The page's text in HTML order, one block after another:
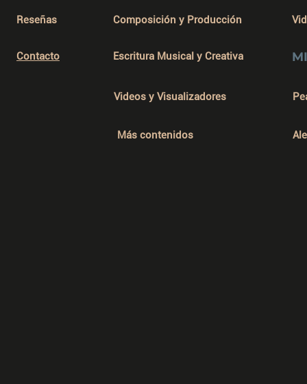
Reseñas
Contacto
Composición y Producción
Escritura Musical y Creativa
Videos y Visualizadores
Más contenidos